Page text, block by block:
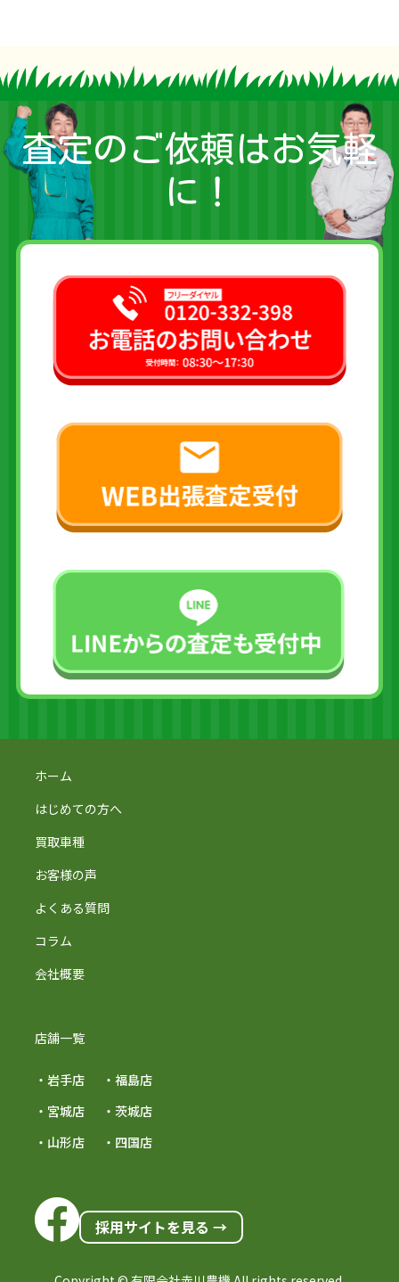
査定のご依頼はお気軽
に！
ホーム
はじめての方へ
買取車種
お客様の声
よくある質問
コラム
会社概要
店舗一覧
・岩手店
・宮城店
・山形店
・福島店
・茨城店
・四国店
採用サイトを見る →